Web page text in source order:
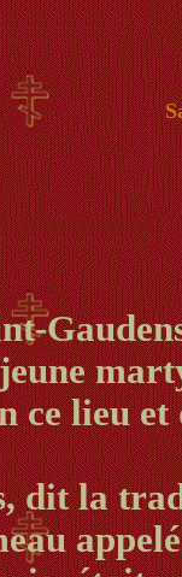
ce lieu
dit la